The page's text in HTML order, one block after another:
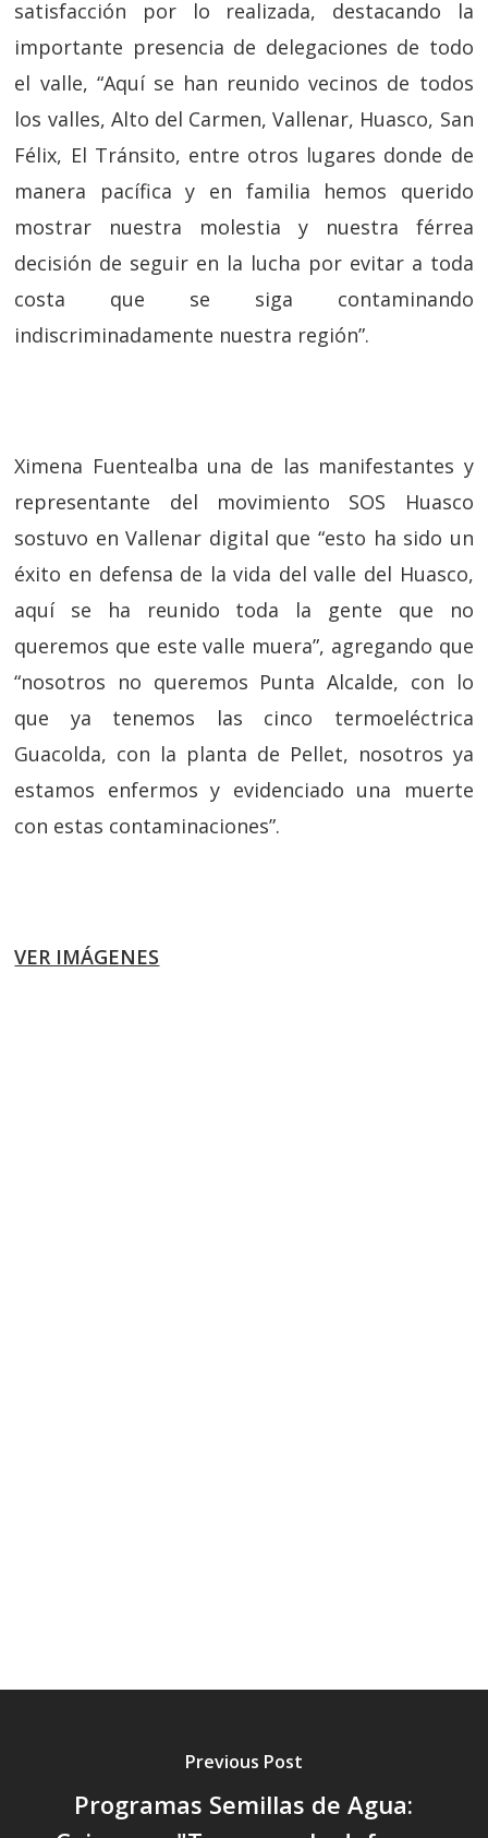
satisfacción por lo realizada, destacando la
importante presencia de delegaciones de todo
el valle, “Aquí se han reunido vecinos de todos
los valles, Alto del Carmen, Vallenar, Huasco, San
Félix, El Tránsito, entre otros lugares donde de
manera pacífica y en familia hemos querido
mostrar nuestra molestia y nuestra férrea
decisión de seguir en la lucha por evitar a toda
costa que se siga contaminando
indiscriminadamente nuestra región”.
Ximena Fuentealba una de las manifestantes y
representante del movimiento SOS Huasco
sostuvo en Vallenar digital que “esto ha sido un
éxito en defensa de la vida del valle del Huasco,
aquí se ha reunido toda la gente que no
queremos que este valle muera”, agregando que
“nosotros no queremos Punta Alcalde, con lo
que ya tenemos las cinco termoeléctrica
Guacolda, con la planta de Pellet, nosotros ya
estamos enfermos y evidenciado una muerte
con estas contaminaciones”.
VER IMÁGENES
Previous Post
Programas Semillas de Agua: